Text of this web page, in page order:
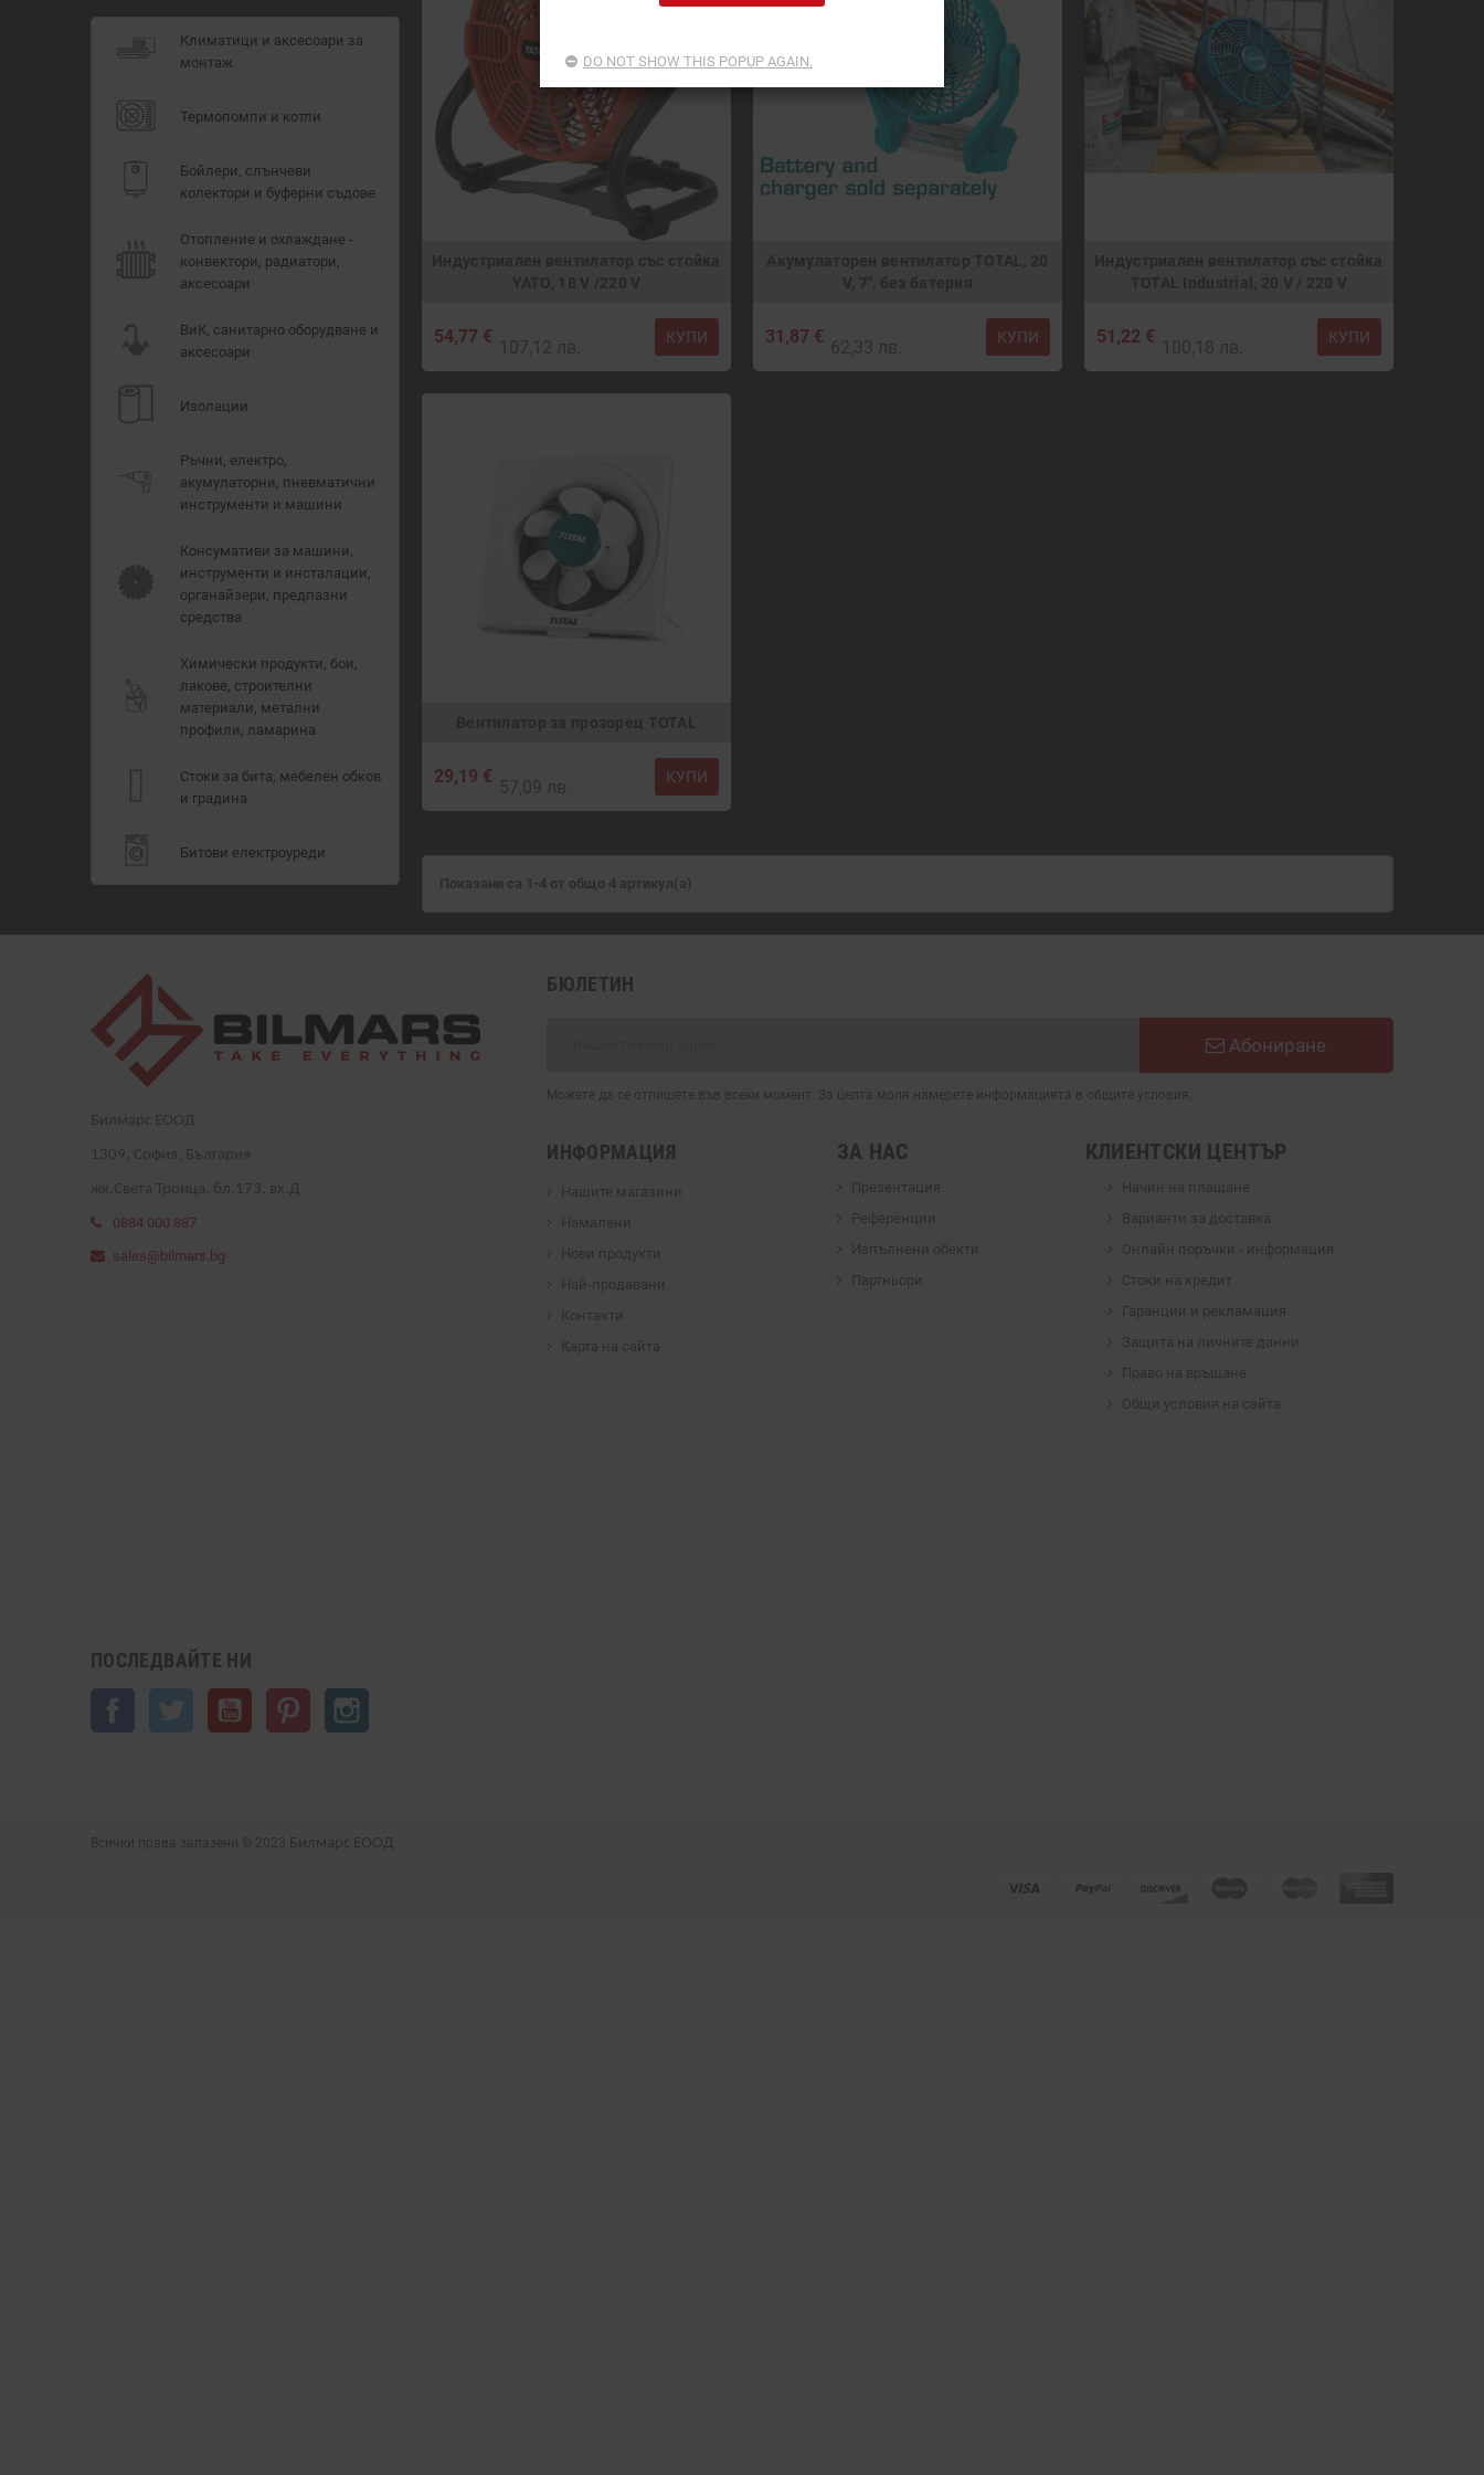
Климатици и аксесоари за
монтаж
Термопомпи и котли
Бойлери, слънчеви
колектори и буферни съдове
Отопление и охлаждане -
конвектори, радиатори,
аксесоари
ВиК, санитарно оборудване и
аксесоари
Изолации
Ръчни, електро,
акумулаторни, пневматични
инструменти и машини
Консумативи за машини,
инструменти и инсталации,
органайзери, предпазни
средства
Химически продукти, бои,
лакове, строителни
материали, метални
профили, ламарина
Стоки за бита, мебелен обков
и градина
Битови електроуреди
54,77 € 107,12 лв. КУПИ 31,87 € 62,33 лв. КУПИ 51,22 € 100,18 лв. КУПИ
29,19 € 57,09 лв. КУПИ
Показани са 1-4 от общо 4 артикул(а)
Билмарс ЕООД
1 309 , София, България
жк.Света Троица, бл.173, вх.Д
0884 000 887
sales@bilmars.bg
ПОСЛЕДВАЙТЕ НИ
Facebook Twitter YouTube Pinterest
БЮЛЕТИН
Абониране
Можете да се отпишете във всеки момент. За целта моля намерете информацията в общите условия.
ИНФОРМАЦИЯ
Нашите магазини
Намалени
Нови продукти
Най-продавани
Контакти
Карта на сайта
ЗА НАС
Презентация
Референции
Изпълнени обекти
Партньори
КЛИЕНТСКИ ЦЕНТЪР
Начин на плащане
Варианти за доставка
Онлайн поръчки - информация
Стоки на кредит
Гаранции и рекламация
Защита на личните данни
Право на връщане
Общи условия на сайта
DO NOT SHOW THIS POPUP AGAIN.